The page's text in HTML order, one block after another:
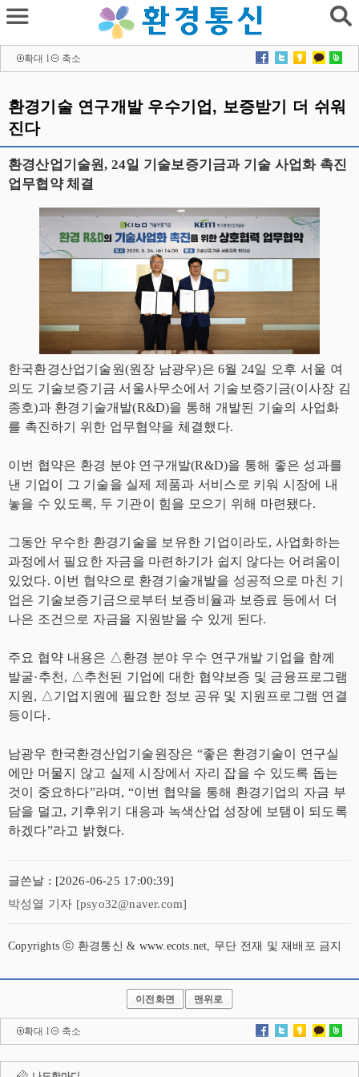
확대 l 축소
환경기술 연구개발 우수기업, 보증받기 더 쉬워
진다
환경산업기술원, 24일 기술보증기금과 기술 사업화 촉진
업무협약 체결
한국환경산업기술원(원장 남광우)은 6월 24일 오후 서울 여
의도 기술보증기금 서울사무소에서 기술보증기금(이사장 김
종호)과 환경기술개발(R&D)을 통해 개발된 기술의 사업화
를 촉진하기 위한 업무협약을 체결했다.
이번 협약은 환경 분야 연구개발(R&D)을 통해 좋은 성과를
낸 기업이 그 기술을 실제 제품과 서비스로 키워 시장에 내
놓을 수 있도록, 두 기관이 힘을 모으기 위해 마련됐다.
그동안 우수한 환경기술을 보유한 기업이라도, 사업화하는
과정에서 필요한 자금을 마련하기가 쉽지 않다는 어려움이
있었다. 이번 협약으로 환경기술개발을 성공적으로 마친 기
업은 기술보증기금으로부터 보증비율과 보증료 등에서 더
나은 조건으로 자금을 지원받을 수 있게 된다.
주요 협약 내용은 △환경 분야 우수 연구개발 기업을 함께
발굴·추천, △추천된 기업에 대한 협약보증 및 금융프로그램
지원, △기업지원에 필요한 정보 공유 및 지원프로그램 연결
등이다.
남광우 한국환경산업기술원장은 “좋은 환경기술이 연구실
에만 머물지 않고 실제 시장에서 자리 잡을 수 있도록 돕는
것이 중요하다”라며, “이번 협약을 통해 환경기업의 자금 부
담을 덜고, 기후위기 대응과 녹색산업 성장에 보탬이 되도록
하겠다”라고 밝혔다.
글쓴날 : [2026-06-25 17:00:39]
박성열 기자 [psyo32@naver.com]
Copyrights ⓒ 환경통신 & www.ecots.net, 무단 전재 및 재배포 금지
이전화면 맨위로
확대 l 축소